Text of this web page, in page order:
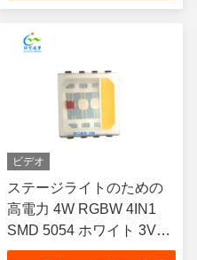
ビデオ
ステージライトのための
高電力 4W RGBW 4IN1
SMD 5054 ホワイト 3V
LED CHIP